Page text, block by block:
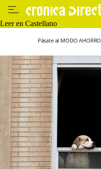
Leer en Castellano
Pásate al MODO AHORRO